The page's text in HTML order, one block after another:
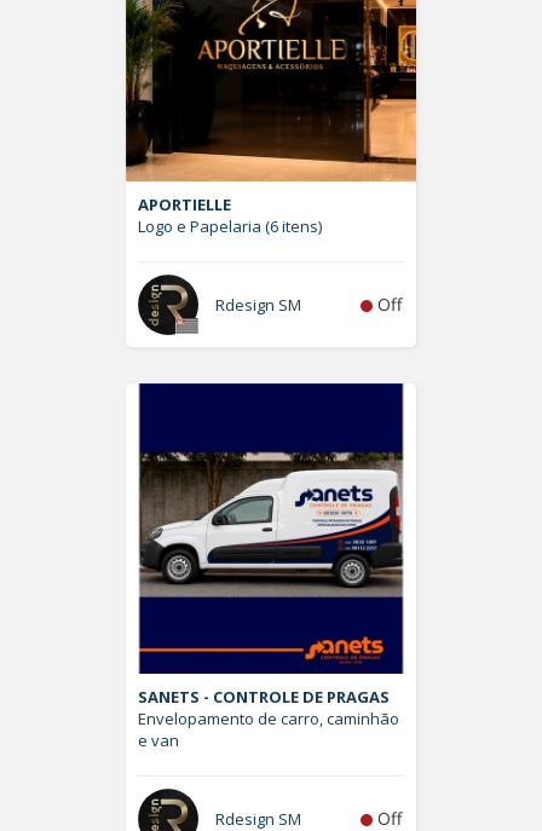
APORTIELLE
Logo e Papelaria (6 itens)
Rdesign SM Off
SANETS - CONTROLE DE PRAGAS
Envelopamento de carro, caminhão
e van
Rdesign SM Off